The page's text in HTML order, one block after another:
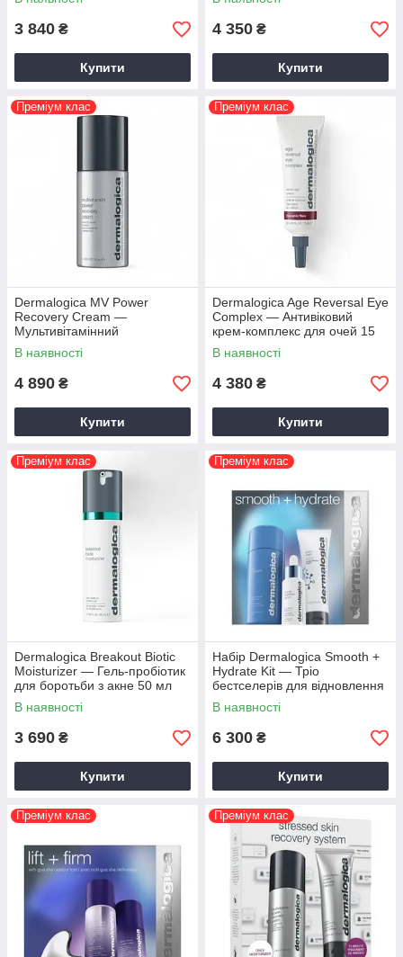
3 840 ₴
Купити
4 350 ₴
Купити
Преміум клас
Dermalogica MV Power
Recovery Cream —
Мультивітамінний
відновлюючий крем 50 мл
В наявності
4 890 ₴
Купити
Преміум клас
Dermalogica Age Reversal Eye
Complex — Антивіковий
крем-комплекс для очей 15
мл
В наявності
4 380 ₴
Купити
Преміум клас
Dermalogica Breakout Biotic
Moisturizer — Гель-пробіотик
для боротьби з акне 50 мл
В наявності
3 690 ₴
Купити
Преміум клас
Набір Dermalogica Smooth +
Hydrate Kit — Тріо
бестселерів для відновлення
і зволоження шкіри
В наявності
6 300 ₴
Купити
Преміум клас Преміум клас